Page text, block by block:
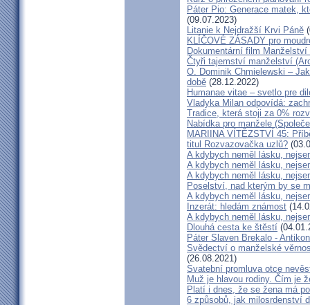
Páter Pio: Generace matek,
(09.07.2023)
Litanie k Nejdražší Krvi Páně
KLÍČOVÉ ZÁSADY pro
Dokumentární film
Čtyři tajemství manželství
O. Dominik Chmielewski –
době (28.12.2022)
Humanae vitae – svetlo pre
Vladyka Milan odpovídá:
Tradice, která stoji za 0%
Nabídka pro manžele
MARIINA VÍTĚZSTVÍ 45:
titul Rozvazovačka uzlů?
A kdybych neměl lásku,
A kdybych neměl lásku,
A kdybych neměl lásku,
Poselství, nad kterým by se
A kdybych neměl lásku,
Inzerát: hledám známost
A kdybych neměl lásku,
Dlouhá cesta ke štěstí
Páter Slaven Brekalo -
Svědectví o manželské
(26.08.2021)
Svatební promluva otce
Muž je hlavou rodiny. Čím je
Platí i dnes, že se žena má
6 způsobů, jak milosrdenství